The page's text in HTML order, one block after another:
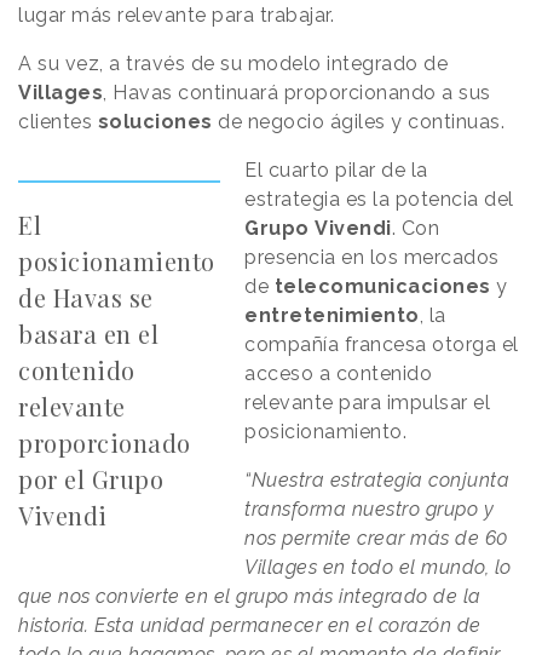
lugar más relevante para trabajar.
A su vez, a través de su modelo integrado de
Villages, Havas continuará proporcionando a sus
clientes soluciones de negocio ágiles y continuas.
El
posicionamiento
de Havas se
basara en el
contenido
relevante
proporcionado
por el Grupo
Vivendi
El cuarto pilar de la
estrategia es la potencia del
Grupo Vivendi. Con
presencia en los mercados
de telecomunicaciones y
entretenimiento, la
compañía francesa otorga el
acceso a contenido
relevante para impulsar el
posicionamiento.
“Nuestra estrategia conjunta
transforma nuestro grupo y
nos permite crear más de 60
Villages en todo el mundo, lo
que nos convierte en el grupo más integrado de la
historia. Esta unidad permanecer en el corazón de